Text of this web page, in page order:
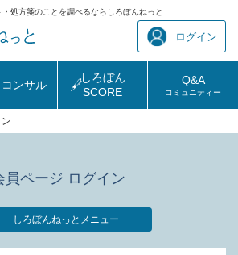
処方箋のことを調べるならしろぼんねっと
ログイン
ンサル
しろぼん
SCORE
Q&A
コミュニティー
員ページ ログイン
しろぼんねっとメニュー